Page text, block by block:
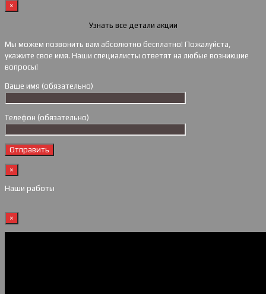
×
Узнать все детали акции
Мы можем позвонить вам абсолютно бесплатно! Пожалуйста,
укажите свое имя. Наши специалисты ответят на любые возникшие
вопросы!
Ваше имя (обязательно)
Телефон (обязательно)
×
Наши работы
×